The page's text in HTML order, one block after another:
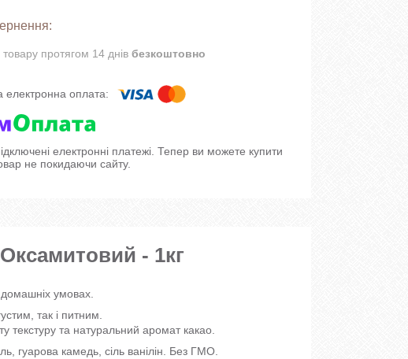
протягом 14 днів безкоштовно
електронні платежі. Тепер ви можете купити
не покидаючи сайту.
- 1кг
умовах.
так і питним.
та натуральний аромат какао.
гуарова камедь, сіль ванілін. Без ГМО.